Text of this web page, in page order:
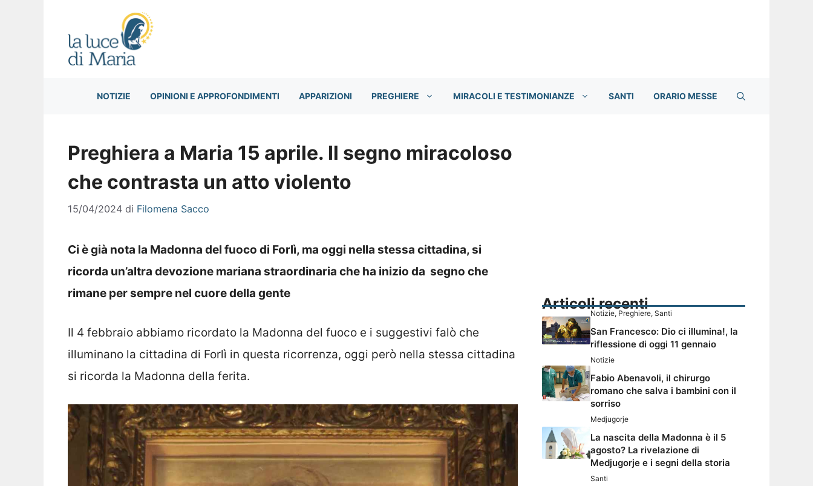
NOTIZIE OPINIONI E APPROFONDIMENTI APPARIZIONI PREGHIERE MIRACOLI E TESTIMONIANZE SANTI ORARIO MESSE
Preghiera a Maria 15 aprile. Il segno miracoloso
che contrasta un atto violento
15/04/2024 di Filomena Sacco
Ci è già nota la Madonna del fuoco di Forlì, ma oggi nella stessa cittadina, si
ricorda un’altra devozione mariana straordinaria che ha inizio da segno che
rimane per sempre nel cuore della gente
Il 4 febbraio abbiamo ricordato la Madonna del fuoco e i suggestivi falò che
illuminano la cittadina di Forlì in questa ricorrenza, oggi però nella stessa cittadina
si ricorda la Madonna della ferita.
Articoli recenti
Notizie, Preghiere, Santi
San Francesco: Dio ci illumina!, la
riflessione di oggi 11 gennaio
Notizie
Fabio Abenavoli, il chirurgo
romano che salva i bambini con il
sorriso
Medjugorje
La nascita della Madonna è il 5
agosto? La rivelazione di
Medjugorje e i segni della storia
Santi